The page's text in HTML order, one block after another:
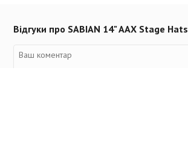
Відгуки про SABIAN 14" AAX Stage Hats